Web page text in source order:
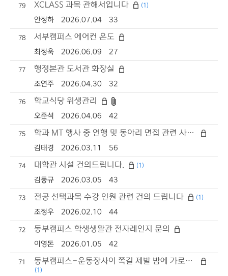
조회수
79 XCLASS 과목 관해서입니다 (1)
안정하 2026.07.04 33
78 서부캠퍼스 에어컨 온도
최정욱 2026.06.09 27
77 행정본관 도서관 화장실
조연주 2026.04.30 32
76 학교식당 위생관리
오준석 2026.04.06 42
75 학과 MT 행사 중 언행 및 동아리 면접 관련 사실 확인 요청
김태경 2026.03.11 56
74 대학관 시설 건의드립니다. (1)
김동규 2026.03.05 43
73 전공 선택과목 수강 인원 관련 건의 드립니다 (1)
조정우 2026.02.10 44
72 동부캠퍼스 학생생활관 전자레인지 문의
이영돈 2026.01.05 42
71 동부캠퍼스-운동장사이 쪽길 제발 밤에 가로등좀 켜주세요.
(1)